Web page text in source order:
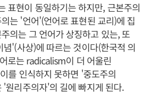
표현이 동일하기는 하지만, 근본주의
는 '언어'(언어로 표현된 교리)에 집
의는 그 언어가 상징하고 있는, 또
'(사상)에 따르는 것이다(한국적 의
로는 radicalism이 더 어울린
를 인식하지 못하면 '중도주의
'원리주의자'의 길에 빠지게 된다.